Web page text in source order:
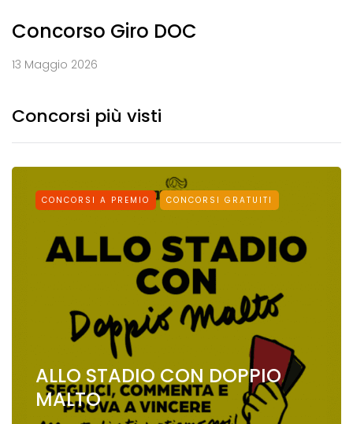
Concorso Giro DOC
13 Maggio 2026
Concorsi più visti
CONCORSI A PREMIO CONCORSI GRATUITI
ALLO STADIO CON DOPPIO
MALTO